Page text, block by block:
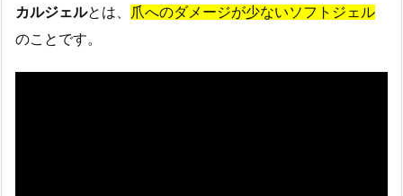
カルジェルとは、
爪へのダメージが少ないソフトジェル
のことです。